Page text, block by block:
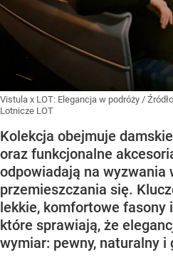
Vistula x LOT: Elegancja w podróży /
Lotnicze LOT
Kolekcja obejmuje
oraz funkcjonalne
odpowiadają na wyzwania
przemieszczania się.
lekkie, komfortowe fasony
które sprawiają, że
wymiar: pewny, naturalny i